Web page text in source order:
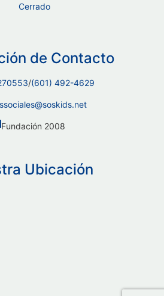
Cerrado
de Contacto
/(601) 492-4629
Fundación 2008
Ubicación